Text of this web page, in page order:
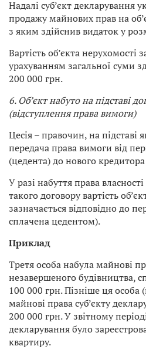
Надалі суб’єкт декларування
продажу майнових прав на
з яким здійснив видаток у
Вартість об’єкта нерухомості
урахуванням загальної суми
200 000 грн.
6. Об’єкт набуто на підставі
(відступлення права вимоги)
Цесія – правочин, на підставі
передача права вимоги від
(цедента) до нового кредитора
У разі набуття права власності
такого договору вартість
зазначається відповідно до
сплачена цедентом).
Приклад
Третя особа набула майнові
незавершеного будівництва,
100 000 грн. Пізніше ця особа
майнові права суб’єкту
200 000 грн. У звітному
декларування було
квартиру.